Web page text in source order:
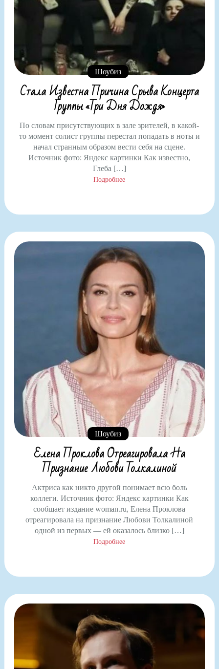
Шоубиз
Стала Известна Причина Срыва Концерта
Группы «Три Дня Дождя»
По словам присутствующих в зале зрителей, в какой-
то момент солист группы перестал попадать в ноты и
начал странным образом вести себя на сцене.
Источник фото: Яндекс картинки Как известно,
Глеба […]
Подробнее
Шоубиз
Елена Проклова Отреагировала На
Признание Любови Толкалиной
Актриса как никто другой понимает всю боль
коллеги. Источник фото: Яндекс картинки Как
сообщает издание woman.ru, Елена Проклова
отреагировала на признание Любови Толкалиной
одной из первых — ей оказалось близко […]
Подробнее